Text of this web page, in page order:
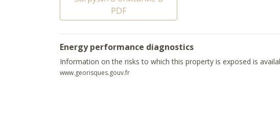
PDF
Energy performance diagnostics
Information on the risks to which this property is exposed is
www.georisques.gouv.fr